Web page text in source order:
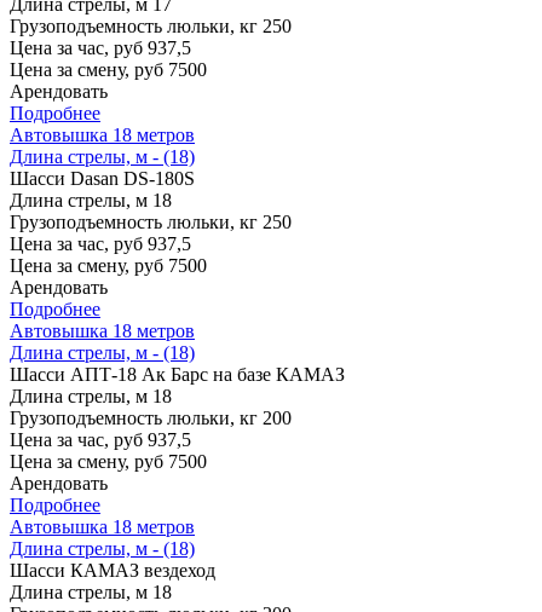
Грузоподъемность люльки, кг 250
Цена за час, руб 937,5
Цена за смену, руб 7500
Арендовать
Подробнее
Автовышка 18 метров
Длина стрелы, м - (18)
Шасси Dasan DS-180S
Длина стрелы, м 18
Грузоподъемность люльки, кг 250
Цена за час, руб 937,5
Цена за смену, руб 7500
Арендовать
Подробнее
Автовышка 18 метров
Длина стрелы, м - (18)
Шасси АПТ-18 Ак Барс на базе КАМАЗ
Длина стрелы, м 18
Грузоподъемность люльки, кг 200
Цена за час, руб 937,5
Цена за смену, руб 7500
Арендовать
Подробнее
Автовышка 18 метров
Длина стрелы, м - (18)
Шасси КАМАЗ вездеход
Длина стрелы, м 18